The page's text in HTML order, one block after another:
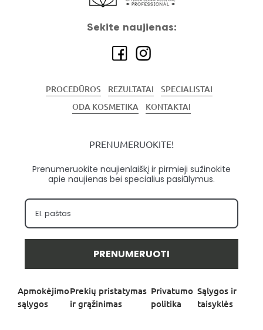
Sekite naujienas:
PROCEDŪROS REZULTATAI
SPECIALISTAI
ODA KOSMETIKA
KONTAKTAI
PRENUMERUOKITE!
Prenumeruokite naujienlaiškį ir pirmieji sužinokite
apie naujienas bei specialius pasiūlymus.
PRENUMERUOTI
Apmokėjimo
sąlygos
Prekių pristatymas
ir grąžinimas
Privatumo
politika
Sąlygos ir
taisyklės